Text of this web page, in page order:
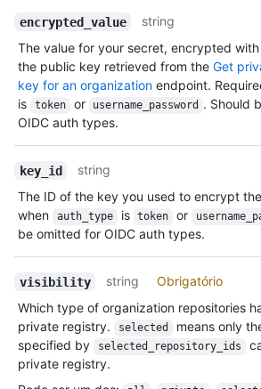
encrypted_value
string
The value for your secret, encrypted with
the public key retrieved from the Get
key for an organization endpoint.
is token or username_password . Should
OIDC auth types.
key_id
string
The ID of the key you used to encrypt
when
auth_type is token or
be omitted for OIDC auth types.
visibility string
Obrigatório
Which type of organization repositories
private registry.
selected
means only
specified by
selected_repository_ids
private registry.